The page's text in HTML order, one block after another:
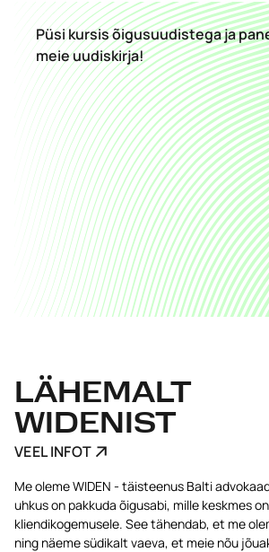
Püsi kursis õigusuudistega ja
meie uudiskirja!
LÄHEMALT
WIDENIST
VEEL INFOT
Me oleme WIDEN - täisteenus Balti
uhkus on pakkuda õigusabi, mille keskmes
kliendikogemusele. See tähendab, et me
ning näeme südikalt vaeva, et meie nõu